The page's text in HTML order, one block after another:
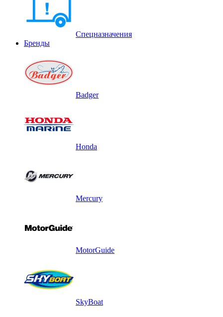
Спецназначения
Бренды
Badger
Honda
Mercury
MotorGuide
SkyBoat